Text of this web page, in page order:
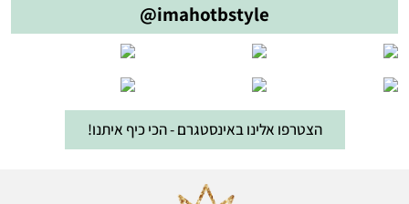
@imahotbstyle
הצטרפו אלינו באינסטגרם - הכי כיף איתנו!